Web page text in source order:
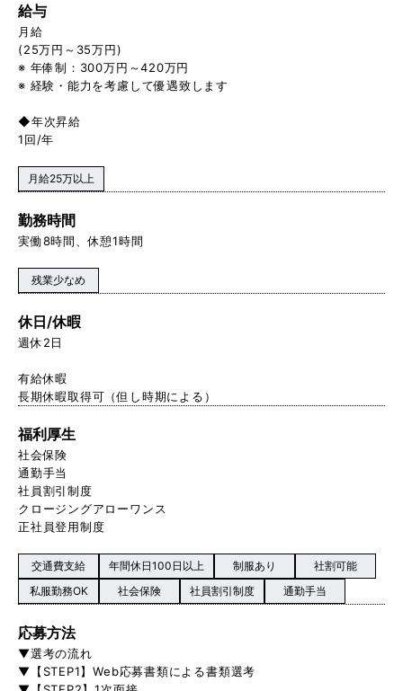
給与
月給
(25万円～35万円)
※ 年俸制：300万円～420万円
※ 経験・能力を考慮して優遇致します
◆年次昇給
1回/年
月給25万以上
勤務時間
実働8時間、休憩1時間
残業少なめ
休日/休暇
週休2日
有給休暇
長期休暇取得可（但し時期による）
福利厚生
社会保険
通勤手当
社員割引制度
クロージングアローワンス
正社員登用制度
交通費支給 年間休日100日以上 制服あり
社割可能
私服勤務OK
社会保険 社員割引制度 通勤手当
応募方法
▼選考の流れ
▼【STEP1】Web応募書類による書類選考